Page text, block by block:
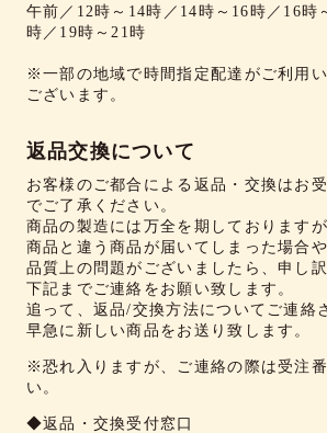
午前／12時～14時／14時～16時／16時
時／19時～21時
※一部の地域で時間指定配達がご利用
ございます。
返品交換について
お客様のご都合による返品・交換はお
でご了承ください。
商品の製造には万全を期しております
商品と違う商品が届いてしまった場合
品質上の問題がございましたら、申し
下記までご連絡をお願い致します。
追って、返品/交換方法についてご連絡
早急に新しい商品をお送り致します。
※恐れ入りますが、ご連絡の際は受注
い。
◆返品・交換受付窓口